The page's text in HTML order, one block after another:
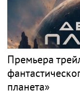
Премьера
планета»